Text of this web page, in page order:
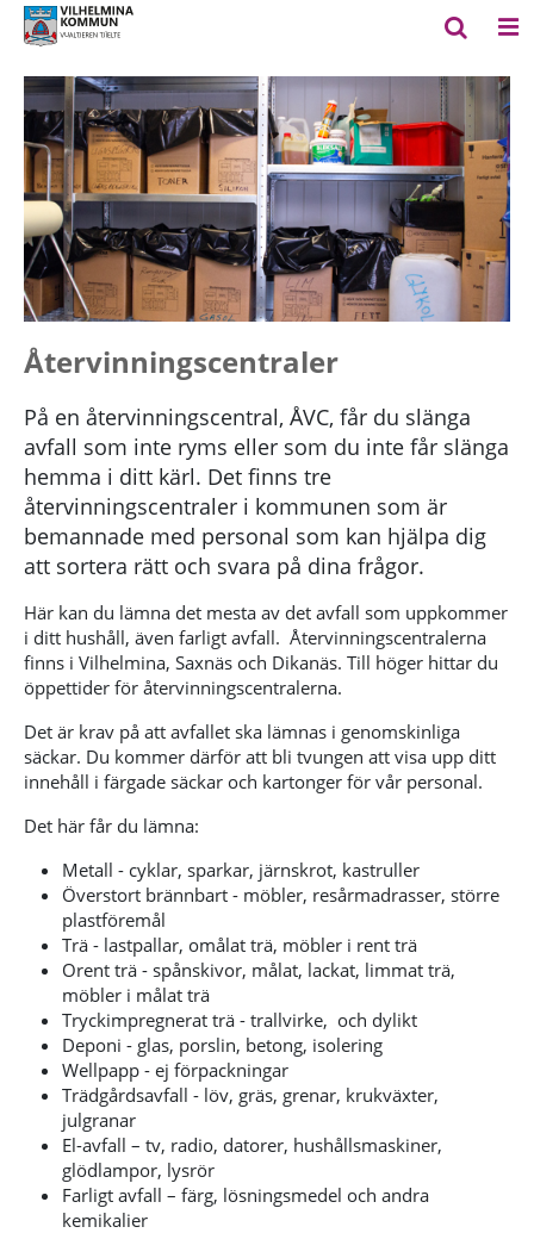
Återvinningscentraler
På en återvinningscentral, ÅVC, får du slänga
avfall som inte ryms eller som du inte får slänga
hemma i ditt kärl. Det finns tre
återvinningscentraler i kommunen som är
bemannade med personal som kan hjälpa dig
att sortera rätt och svara på dina frågor.
Här kan du lämna det mesta av det avfall som uppkommer
i ditt hushåll, även farligt avfall. Återvinningscentralerna
finns i Vilhelmina, Saxnäs och Dikanäs. Till höger hittar du
öppettider för återvinningscentralerna.
Det är krav på att avfallet ska lämnas i genomskinliga
säckar. Du kommer därför att bli tvungen att visa upp ditt
innehåll i färgade säckar och kartonger för vår personal.
Det här får du lämna:
Metall - cyklar, sparkar, järnskrot, kastruller
Överstort brännbart - möbler, resårmadrasser, större
plastföremål
Trä - lastpallar, omålat trä, möbler i rent trä
Orent trä - spånskivor, målat, lackat, limmat trä,
möbler i målat trä
Tryckimpregnerat trä - trallvirke, och dylikt
Deponi - glas, porslin, betong, isolering
Wellpapp - ej förpackningar
Trädgårdsavfall - löv, gräs, grenar, krukväxter,
julgranar
El-avfall – tv, radio, datorer, hushållsmaskiner,
glödlampor, lysrör
Farligt avfall – färg, lösningsmedel och andra
kemikalier